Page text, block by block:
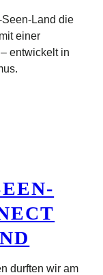
Land die
einer
entwickelt in
durften wir am